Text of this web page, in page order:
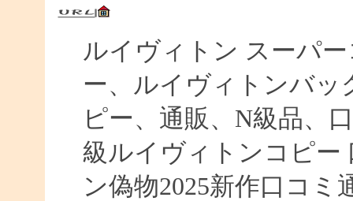
ルイヴィトン スーパ
ー、ルイヴィトンバ
ピー、通販、N級品、
級ルイヴィトンコピー
ン偽物2025新作口コ